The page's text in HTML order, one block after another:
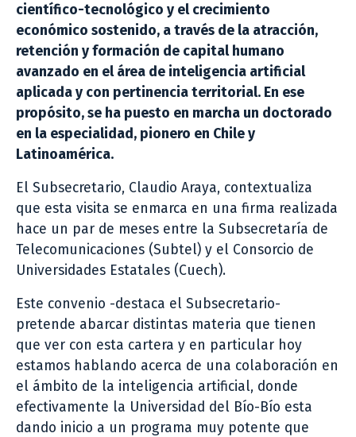
científico-tecnológico y el crecimiento
económico sostenido, a través de la atracción,
retención y formación de capital humano
avanzado en el área de inteligencia artificial
aplicada y con pertinencia territorial. En ese
propósito, se ha puesto en marcha un doctorado
en la especialidad, pionero en Chile y
Latinoamérica.
El Subsecretario, Claudio Araya, contextualiza
que esta visita se enmarca en una firma realizada
hace un par de meses entre la Subsecretaría de
Telecomunicaciones (Subtel) y el Consorcio de
Universidades Estatales (Cuech).
Este convenio -destaca el Subsecretario-
pretende abarcar distintas materia que tienen
que ver con esta cartera y en particular hoy
estamos hablando acerca de una colaboración en
el ámbito de la inteligencia artificial, donde
efectivamente la Universidad del Bío-Bío esta
dando inicio a un programa muy potente que